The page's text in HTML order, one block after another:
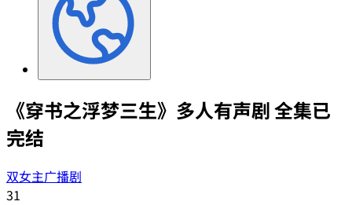
《穿书之浮梦三生》多人有声剧 全集已
完结
双女主广播剧
31